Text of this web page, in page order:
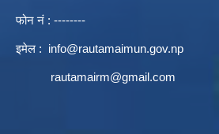
फोन नं : --------
इमेल : info@rautamaimun.gov.np
rautamairm@gmail.com